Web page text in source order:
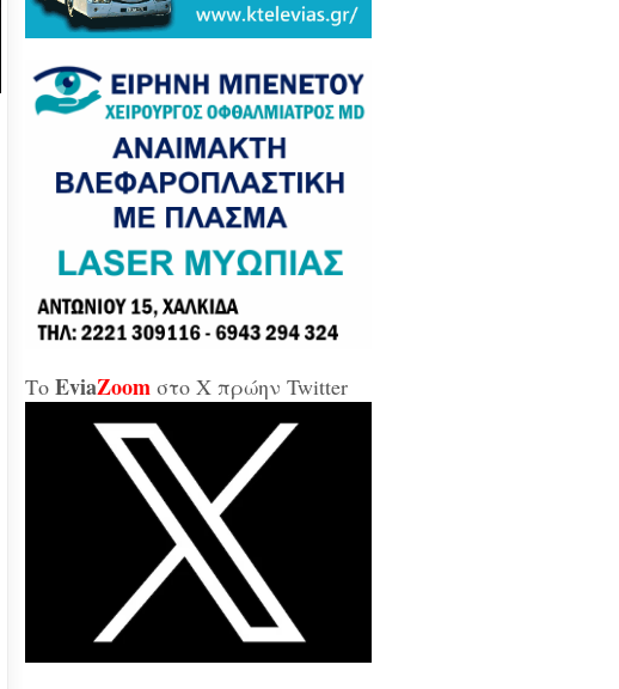
κράτος δικαίου ο Εισαγγελέας του
Αρείου Πάγου θα έπρεπε να τιμωρηθεί
παραδειγματικά...»
«Δώσε και σε εμένα μπάρμπα...»
Χαλκίδα: Άρον άρον την κοπάνησε η
Διοικήτρια της ΔΥΠΑ από το
«αμαρτωλό» Επιμελητήριο Εύβοιας /
«Ήταν προσβλητική, ειρωνική και
απαξιωτική προς τους εργαζόμενους...»
Μύδροι της αντιπολίτευσης για τις νέες
Τζαβέλλας αθώωσε και τον εαυτό του,
καταπάτησε βάναυσα το ήδη
κακοποιημένο κράτος δικαίου με μία
πραξικοματική διάταξη, θα κληθούν
για να λογοδοτήσουν και πρωτίστως ο
διευθύνων και αυτού του εγκλήματος
κ.Μητσοτάκης...»
Χαλκίδα: Δείτε ζωντανά την κίνηση
στη Παλαιά Γέφυρα (LIVE ΕΙΚΟΝΑ)
Το EviaZoom στο X πρώην Twitter